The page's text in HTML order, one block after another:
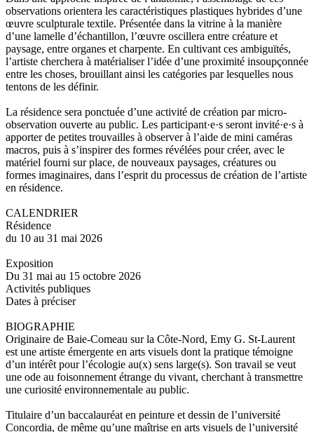
observations orientera les caractéristiques plastiques hybrides d’une
œuvre sculpturale textile. Présentée dans la vitrine à la manière
d’une lamelle d’échantillon, l’œuvre oscillera entre créature et
paysage, entre organes et charpente. En cultivant ces ambiguïtés,
l’artiste cherchera à matérialiser l’idée d’une proximité insoupçonnée
entre les choses, brouillant ainsi les catégories par lesquelles nous
tentons de les définir.
La résidence sera ponctuée d’une activité de création par micro-
observation ouverte au public. Les participant·e·s seront invité·e·s à
apporter de petites trouvailles à observer à l’aide de mini caméras
macros, puis à s’inspirer des formes révélées pour créer, avec le
matériel fourni sur place, de nouveaux paysages, créatures ou
formes imaginaires, dans l’esprit du processus de création de l’artiste
en résidence.
CALENDRIER
Résidence
du 10 au 31 mai 2026
Exposition
Du 31 mai au 15 octobre 2026
Activités publiques
Dates à préciser
BIOGRAPHIE
Originaire de Baie-Comeau sur la Côte-Nord, Emy G. St-Laurent
est une artiste émergente en arts visuels dont la pratique témoigne
d’un intérêt pour l’écologie au(x) sens large(s). Son travail se veut
une ode au foisonnement étrange du vivant, cherchant à transmettre
une curiosité environnementale au public.
Titulaire d’un baccalauréat en peinture et dessin de l’université
Concordia, de même qu’une maîtrise en arts visuels de l’université